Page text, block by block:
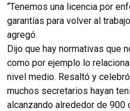
“Tenemos una licencia por
garantías para volver al
agregó.
Dijo que hay normativas que
como por ejemplo lo
nivel medio. Resaltó y
muchos secretarios hayan
alcanzando alrededor de 900